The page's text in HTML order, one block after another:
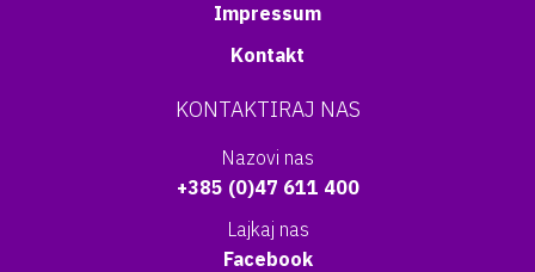
Impressum
Kontakt
KONTAKTIRAJ NAS
Nazovi nas
+385 (0)47 611 400
Lajkaj nas
Facebook